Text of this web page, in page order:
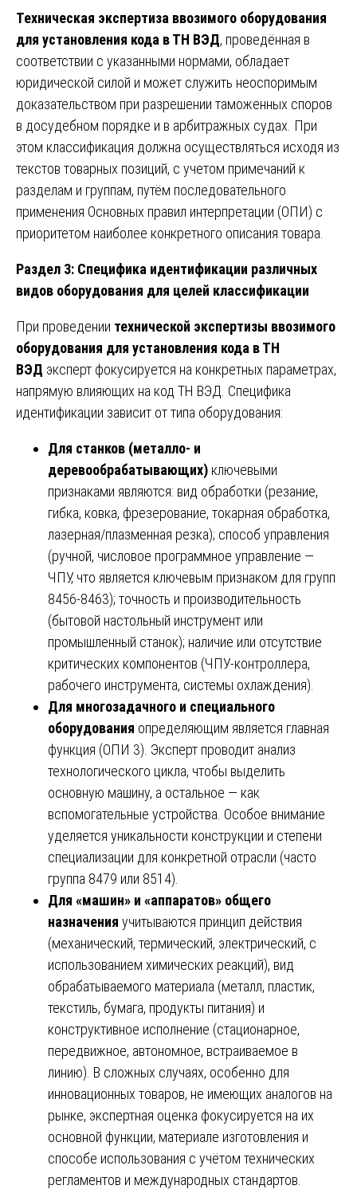
Техническая экспертиза ввозимого оборудования
для установления кода в ТН ВЭД, проведённая в
соответствии с указанными нормами, обладает
юридической силой и может служить неоспоримым
доказательством при разрешении таможенных споров
в досудебном порядке и в арбитражных судах. При
этом классификация должна осуществляться исходя из
текстов товарных позиций, с учетом примечаний к
разделам и группам, путём последовательного
применения Основных правил интерпретации (ОПИ) с
приоритетом наиболее конкретного описания товара.
Раздел 3: Специфика идентификации различных
видов оборудования для целей классификации
При проведении технической экспертизы ввозимого
оборудования для установления кода в ТН
ВЭД эксперт фокусируется на конкретных параметрах,
напрямую влияющих на код ТН ВЭД. Специфика
идентификации зависит от типа оборудования:
Для станков (металло- и
деревообрабатывающих) ключевыми
признаками являются: вид обработки (резание,
гибка, ковка, фрезерование, токарная обработка,
лазерная/плазменная резка); способ управления
(ручной, числовое программное управление —
ЧПУ, что является ключевым признаком для групп
8456-8463); точность и производительность
(бытовой настольный инструмент или
промышленный станок); наличие или отсутствие
критических компонентов (ЧПУ-контроллера,
рабочего инструмента, системы охлаждения).
Для многозадачного и специального
оборудования определяющим является главная
функция (ОПИ 3). Эксперт проводит анализ
технологического цикла, чтобы выделить
основную машину, а остальное — как
вспомогательные устройства. Особое внимание
уделяется уникальности конструкции и степени
специализации для конкретной отрасли (часто
группа 8479 или 8514).
Для «машин» и «аппаратов» общего
назначения учитываются принцип действия
(механический, термический, электрический, с
использованием химических реакций), вид
обрабатываемого материала (металл, пластик,
текстиль, бумага, продукты питания) и
конструктивное исполнение (стационарное,
передвижное, автономное, встраиваемое в
линию). В сложных случаях, особенно для
инновационных товаров, не имеющих аналогов на
рынке, экспертная оценка фокусируется на их
основной функции, материале изготовления и
способе использования с учётом технических
регламентов и международных стандартов.